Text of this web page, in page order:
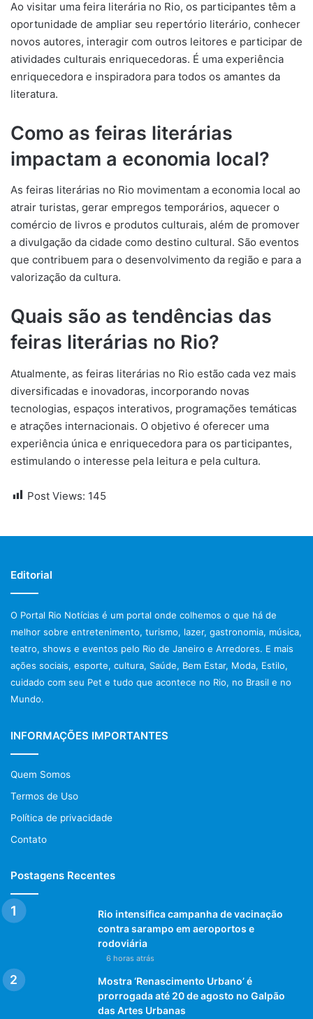
Ao visitar uma feira literária no Rio, os participantes têm a
oportunidade de ampliar seu repertório literário, conhecer
novos autores, interagir com outros leitores e participar de
atividades culturais enriquecedoras. É uma experiência
enriquecedora e inspiradora para todos os amantes da
literatura.
Como as feiras literárias
impactam a economia local?
As feiras literárias no Rio movimentam a economia local ao
atrair turistas, gerar empregos temporários, aquecer o
comércio de livros e produtos culturais, além de promover
a divulgação da cidade como destino cultural. São eventos
que contribuem para o desenvolvimento da região e para a
valorização da cultura.
Quais são as tendências das
feiras literárias no Rio?
Atualmente, as feiras literárias no Rio estão cada vez mais
diversificadas e inovadoras, incorporando novas
tecnologias, espaços interativos, programações temáticas
e atrações internacionais. O objetivo é oferecer uma
experiência única e enriquecedora para os participantes,
estimulando o interesse pela leitura e pela cultura.
Post Views: 145
Editorial
O Portal Rio Notícias é um portal onde colhemos o que há de
melhor sobre entretenimento, turismo, lazer, gastronomia, música,
teatro, shows e eventos pelo Rio de Janeiro e Arredores. E mais
ações sociais, esporte, cultura, Saúde, Bem Estar, Moda, Estilo,
cuidado com seu Pet e tudo que acontece no Rio, no Brasil e no
Mundo.
INFORMAÇÕES IMPORTANTES
Quem Somos
Termos de Uso
Política de privacidade
Contato
Postagens Recentes
Rio intensifica campanha de vacinação
contra sarampo em aeroportos e
rodoviária
6 horas atrás
Mostra ‘Renascimento Urbano’ é
prorrogada até 20 de agosto no Galpão
das Artes Urbanas